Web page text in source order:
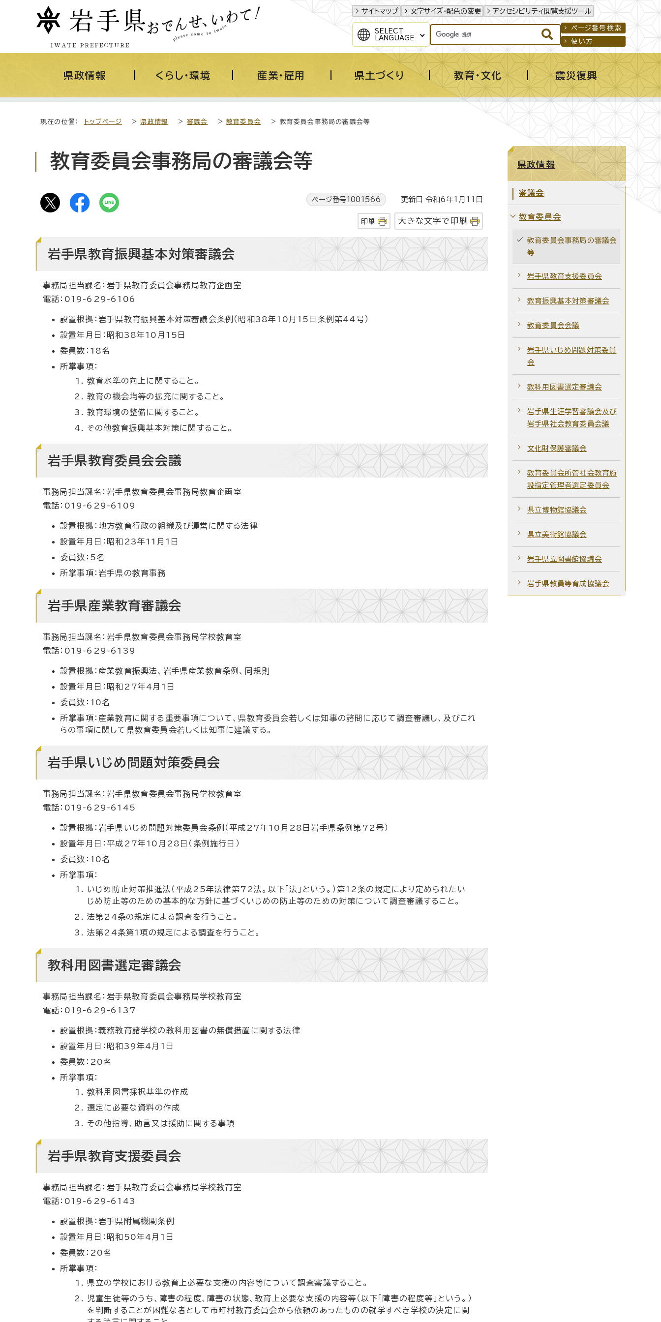
サイトマップ 文字サイズ・配色の変更 アクセシビリティ閲覧支援ツール
SELECT
LANGUAGE
ページ番号検索
使い方
県政情報 くらし・環境 産業・雇用 県土づくり 教育・文化 震災復興
現在の位置： トップページ > 県政情報 > 審議会 >教育委員会 > 教育委員会事務局の審議会等
教育委員会事務局の審議会等
ページ番号1001566 更新日 令和6年1月11日
印刷 大きな文字で印刷
岩手県教育振興基本対策審議会
事務局担当課名：岩手県教育委員会事務局教育企画室
電話：019-629-6106
設置根拠：岩手県教育振興基本対策審議会条例（昭和38年10月15日条例第44号）
設置年月日：昭和38年10月15日
委員数：18名
所掌事項：
教育水準の向上に関すること。
教育の機会均等の拡充に関すること。
教育環境の整備に関すること。
その他教育振興基本対策に関すること。
岩手県教育委員会会議
事務局担当課名：岩手県教育委員会事務局教育企画室
電話：019-629-6109
設置根拠：地方教育行政の組織及び運営に関する法律
設置年月日：昭和23年11月1日
委員数：5名
所掌事項：岩手県の教育事務
岩手県産業教育審議会
事務局担当課名：岩手県教育委員会事務局学校教育室
電話：019-629-6139
設置根拠：産業教育振興法、岩手県産業教育条例、同規則
設置年月日：昭和27年4月1日
委員数：10名
所掌事項：産業教育に関する重要事項について、県教育委員会若しくは知事の諮問に応じて調査審議し、及びこれ
らの事項に関して県教育委員会若しくは知事に建議する。
岩手県いじめ問題対策委員会
事務局担当課名：岩手県教育委員会事務局学校教育室
電話：019-629-6145
設置根拠：岩手県いじめ問題対策委員会条例（平成27年10月28日岩手県条例第72号）
設置年月日：平成27年10月28日（条例施行日）
委員数：10名
所掌事項：
いじめ防止対策推進法（平成25年法律第72法。以下「法」という。）第12条の規定により定められたい
じめ防止等のための基本的な方針に基づくいじめの防止等のための対策について調査審議すること。
法第24条の規定による調査を行うこと。
法第24条第1項の規定による調査を行うこと。
教科用図書選定審議会
事務局担当課名：岩手県教育委員会事務局学校教育室
電話：019-629-6137
設置根拠：義務教育諸学校の教科用図書の無償措置に関する法律
設置年月日：昭和39年4月1日
委員数：20名
所掌事項：
教科用図書採択基準の作成
選定に必要な資料の作成
その他指導、助言又は援助に関する事項
岩手県教育支援委員会
事務局担当課名：岩手県教育委員会事務局学校教育室
電話：019-629-6143
設置根拠：岩手県附属機関条例
設置年月日：昭和50年4月1日
委員数：20名
所掌事項：
県立の学校における教育上必要な支援の内容等について調査審議すること。
児童生徒等のうち、障害の程度、障害の状態、教育上必要な支援の内容等（以下「障害の程度等」という。）
を判断することが困難な者として市町村教育委員会から依頼のあったものの就学すべき学校の決定に関
県政情報
審議会
教育委員会
教育委員会事務局の審議会
等
岩手県教育支援委員会
教育振興基本対策審議会
教育委員会会議
岩手県いじめ問題対策委員
会
教科用図書選定審議会
岩手県生涯学習審議会及び
岩手県社会教育委員会議
文化財保護審議会
教育委員会所管社会教育施
設指定管理者選定委員会
県立博物館協議会
県立美術館協議会
岩手県立図書館協議会
岩手県教員等育成協議会